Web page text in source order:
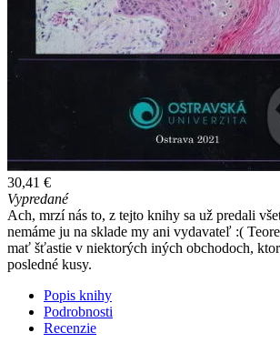
30,41 €
Vypredané
Ach, mrzí nás to, z tejto knihy sa už predali
nemáme ju na sklade my ani vydavateľ :(
mať šťastie v niektorých iných obchodoch,
posledné kusy.
Popis knihy
Podrobnosti
Recenzie